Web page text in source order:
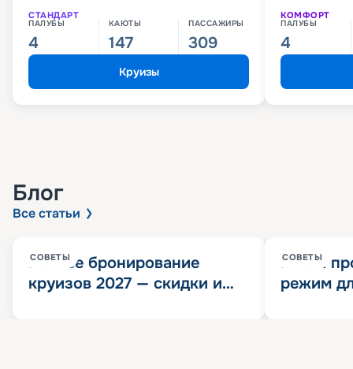
СТАНДАРТ
ПАЛУБЫ
4
КАЮТЫ
147
ПАССАЖИРЫ
309
Круизы
КОМФОРТ
ПАЛУБЫ
4
Блог
Все статьи
СОВЕТЫ
Раннее бронирование
круизов 2027 — скидки и
СОВЕТЫ
Китай
режим